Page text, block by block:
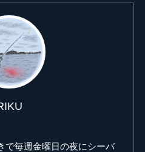
で毎週金曜日の夜にシーバ